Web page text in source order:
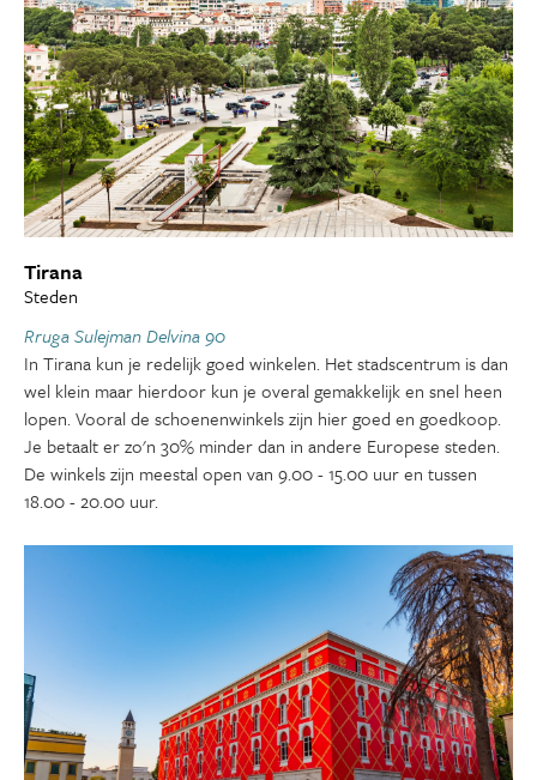
Tirana
Steden
Rruga Sulejman Delvina 90
In Tirana kun je redelijk goed winkelen. Het stadscentrum is dan
wel klein maar hierdoor kun je overal gemakkelijk en snel heen
lopen. Vooral de schoenenwinkels zijn hier goed en goedkoop.
Je betaalt er zo'n 30% minder dan in andere Europese steden.
De winkels zijn meestal open van 9.00 - 15.00 uur en tussen
18.00 - 20.00 uur.